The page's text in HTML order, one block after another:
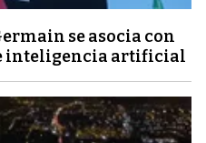
se asocia con
inteligencia artificial